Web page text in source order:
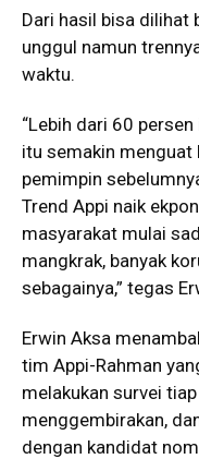
Dari hasil bisa dilihat
unggul namun
waktu.
“Lebih dari 60
itu semakin menguat
pemimpin
Trend Appi naik
masyarakat mulai
mangkrak, banyak
sebagainya,” tegas
Erwin Aksa
tim Appi-Rahman
melakukan survei
menggembirakan,
dengan kandidat